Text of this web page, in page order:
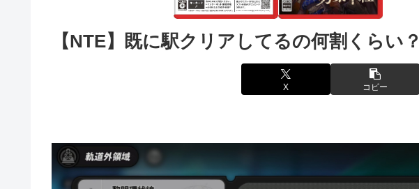
【NTE】既に駅クリアしてるの何割くらい
X コピー